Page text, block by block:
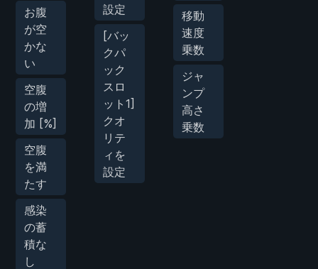
お腹
が空
かな
い
空腹
の増
加 [%]
空腹
を満
たす
感染
の蓄
積な
し
設定
[バッ
クパ
ック
スロ
ット1]
クオ
リテ
ィを
設定
移動
速度
乗数
ジャ
ンプ
高さ
乗数